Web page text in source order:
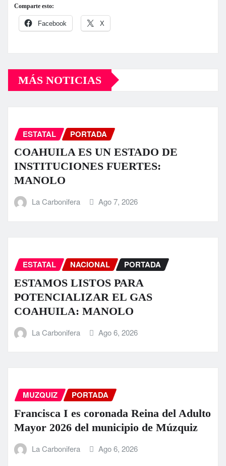
Comparte esto:
Facebook X
MÁS NOTICIAS
ESTATAL PORTADA
COAHUILA ES UN ESTADO DE
INSTITUCIONES FUERTES:
MANOLO
La Carbonifera Ago 7, 2026
ESTATAL NACIONAL PORTADA
ESTAMOS LISTOS PARA
POTENCIALIZAR EL GAS
COAHUILA: MANOLO
La Carbonifera Ago 6, 2026
MUZQUIZ PORTADA
Francisca I es coronada Reina del Adulto
Mayor 2026 del municipio de Múzquiz
La Carbonifera Ago 6, 2026